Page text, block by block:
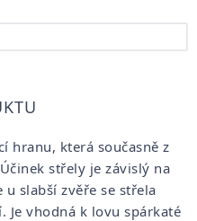
hranu, která současně z
střely je závislý na
slabší zvěře se střela
Je vhodná k lovu spárkaté